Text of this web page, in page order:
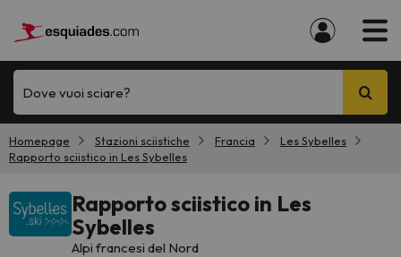
Dove vuoi sciare?
Homepage Stazioni sciistiche Francia
Les Sybelles
Rapporto sciistico in Les Sybelles
Rapporto sciistico in Les
Sybelles
Alpi francesi del Nord